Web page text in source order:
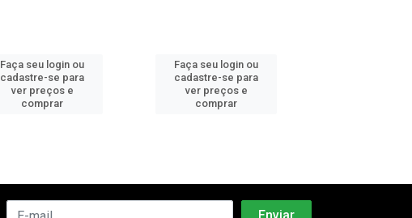
Faça seu login ou
cadastre-se para
ver preços e
comprar
Faça seu login ou
cadastre-se para
ver preços e
comprar